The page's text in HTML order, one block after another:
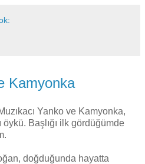
Kamyonka
Yanko ve Kamyonka,
öykü. Başlığı ilk gördüğümde
doğduğunda hayatta